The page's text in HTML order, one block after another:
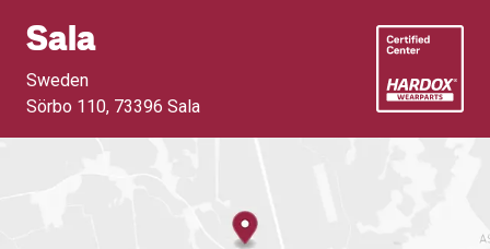
Sala
Sweden
Sörbo 110, 73396 Sala